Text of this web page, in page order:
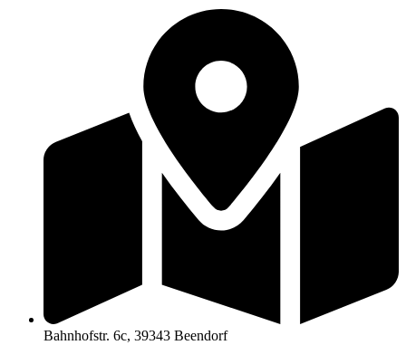
Bahnhofstr. 6c, 39343 Beendorf